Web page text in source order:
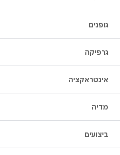
גופנים
גרפיקה
אינטראקציה
מדיה
ביצועים